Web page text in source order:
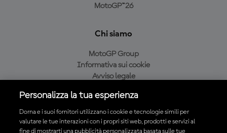
MotoGP™26
Chi siamo
MotoGP Group
Informativa sui cookie
Avviso legale
Condizioni di acquisto
Personalizza la tua esperienza
Dorna e i suoi fornitori utilizzano i cookie e tecnologie simili per
valutare le tue interazioni con i propri siti web, prodotti e servizi al
fine di mostrarti una pubblicità personalizzata basata sulle tue